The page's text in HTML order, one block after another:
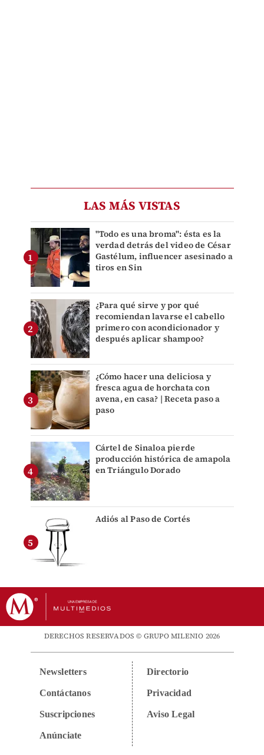
LAS MÁS VISTAS
"Todo es una broma": ésta es la
verdad detrás del video de César
Gastélum, influencer asesinado a
tiros en Sin
¿Para qué sirve y por qué
recomiendan lavarse el cabello
primero con acondicionador y
después aplicar shampoo?
¿Cómo hacer una deliciosa y
fresca agua de horchata con
avena, en casa? | Receta paso a
paso
Cártel de Sinaloa pierde
producción histórica de amapola
en Triángulo Dorado
Adiós al Paso de Cortés
DERECHOS RESERVADOS © GRUPO MILENIO 2026
Newsletters
Contáctanos
Suscripciones
Anúnciate
Directorio
Privacidad
Aviso Legal